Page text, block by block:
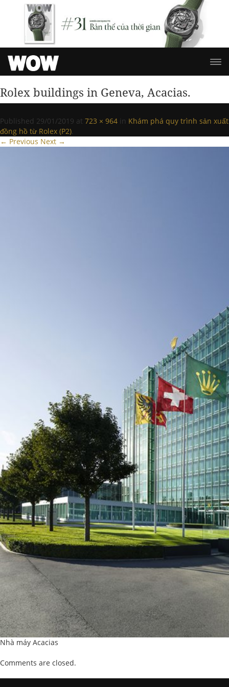
Rolex buildings in Geneva, Acacias.
Published 29/01/2019 at 723 × 964 in Khám phá quy trình sản xuất
đồng hồ từ Rolex (P2).
← Previous Next →
Nhà máy Acacias
Comments are closed.